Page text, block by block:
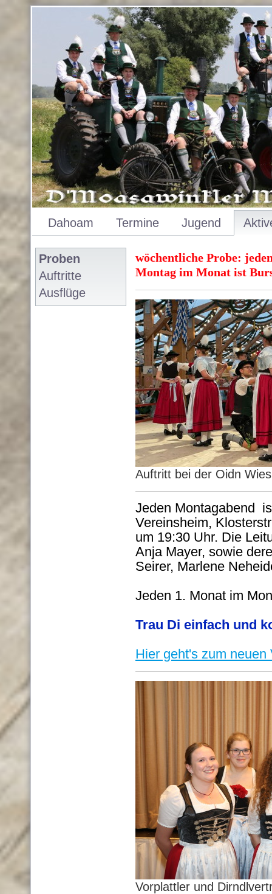
Dahoam Termine Jugend
Proben
Auftritte
Ausflüge
wöchentliche Probe:
Montag im Monat ist
Auftritt bei der Oidn
Jeden Montagabend
Vereinsheim,
um 19:30 Uhr. Die
Anja Mayer, sowie
Seirer, Marlene
Jeden 1. Monat im
Trau Di einfach und
Hier geht's zum
Vorplattler und